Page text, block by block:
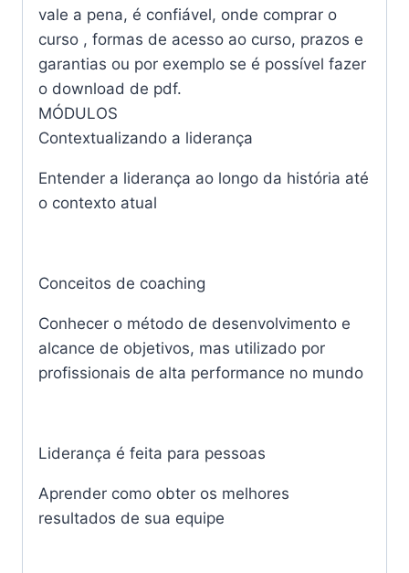
vale a pena, é confiável, onde comprar o
curso , formas de acesso ao curso, prazos e
garantias ou por exemplo se é possível fazer
o download de pdf.
MÓDULOS
Contextualizando a liderança
Entender a liderança ao longo da história até
o contexto atual
Conceitos de coaching
Conhecer o método de desenvolvimento e
alcance de objetivos, mas utilizado por
profissionais de alta performance no mundo
Liderança é feita para pessoas
Aprender como obter os melhores
resultados de sua equipe